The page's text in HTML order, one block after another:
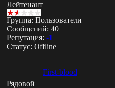
Лейтенант
Группа: Пользователи
Сообщений: 40
Репутация: -1
Статус: Offline
First-blood
Рядовой